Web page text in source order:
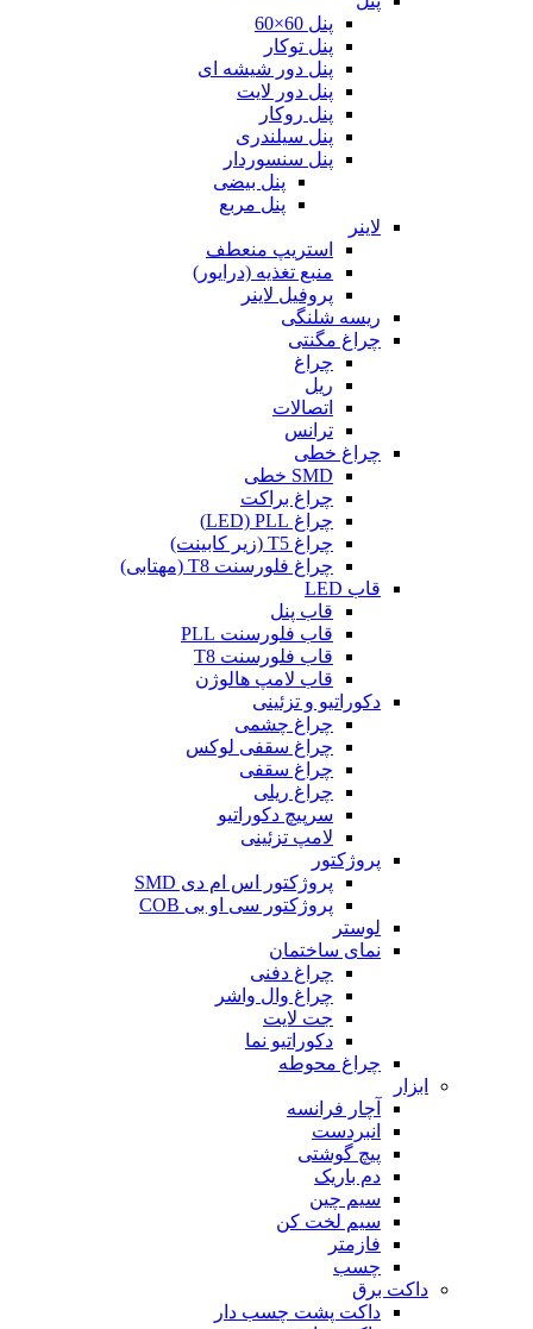
پنل 60×60
پنل توکار
پنل دور شیشه ای
پنل دور لایت
پنل روکار
پنل سیلندری
پنل سنسوردار
پنل بیضی
پنل مربع
لاینر
استریپ منعطف
منبع تغذیه (درایور)
پروفیل لاینر
ریسه شلنگی
چراغ مگنتی
چراغ
ریل
اتصالات
ترانس
چراغ خطی
SMD خطی
چراغ براکت
چراغ LED) PLL)
چراغ T5 (زیر کابینت)
چراغ فلورسنت T8 (مهتابی)
قاب LED
قاب پنل
قاب فلورسنت PLL
قاب فلورسنت T8
قاب لامپ هالوژن
دکوراتیو و تزئینی
چراغ چشمی
چراغ سقفی لوکس
چراغ سقفی
چراغ ریلی
سرپیچ دکوراتیو
لامپ تزئینی
پروژکتور
پروژکتور اس ام دی SMD
پروژکتور سی او بی COB
لوستر
نمای ساختمان
چراغ دفنی
چراغ وال واشر
جت لایت
دکوراتیو نما
چراغ محوطه
ابزار
آچار فرانسه
انبردست
پیچ گوشتی
دم باریک
سیم چین
سیم لخت کن
فازمتر
چسب
داکت برق
داکت پشت چسب دار